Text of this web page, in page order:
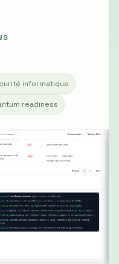
informatique
readiness